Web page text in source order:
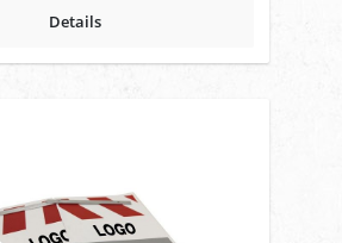
Details